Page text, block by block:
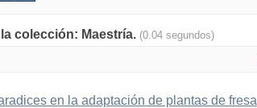
colección: Maestría. (0.04 segundos)
en la adaptación de plantas de fresa